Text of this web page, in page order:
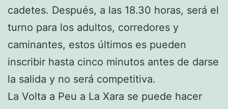
cadetes. Después, a las 18.30 horas, será el
turno para los adultos, corredores y
caminantes, estos últimos es pueden
inscribir hasta cinco minutos antes de darse
la salida y no será competitiva.
La Volta a Peu a La Xara se puede hacer